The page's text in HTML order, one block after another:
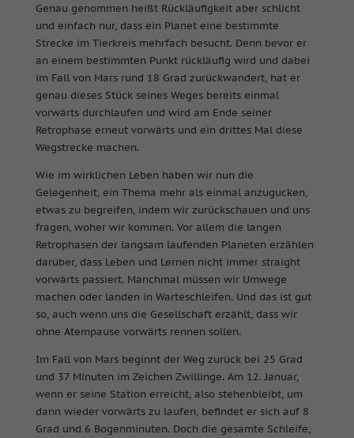
Genau genommen heißt Rückläufigkeit aber schlicht
und einfach nur, dass ein Planet eine bestimmte
Strecke im Tierkreis mehrfach besucht. Denn bevor er
an einem bestimmten Punkt rückläufig wird und dabei
im Fall von Mars rund 18 Grad zurückwandert, hat er
genau dieses Stück seines Weges bereits einmal
vorwärts durchlaufen und wird am Ende seiner
Retrophase erneut vorwärts und ein drittes Mal diese
Wegstrecke machen.
Wie im wirklichen Leben haben wir nun die
Gelegenheit, ein Thema mehr als einmal anzugucken,
etwas zu begreifen, indem wir zurückschauen und uns
fragen, woher wir kommen. Vor allem die langen
Retrophasen der langsam laufenden Planeten erzählen
darüber, dass Leben und Lernen nicht immer straight
vorwärts passiert. Manchmal müssen wir Umwege
machen oder landen in Warteschleifen. Und das ist gut
so, auch wenn uns die Gesellschaft erzählt, dass wir
ohne Atempause vorwärts rennen sollen.
Im Fall von Mars beginnt der Weg zurück bei 25 Grad
und 37 Minuten im Zeichen Zwillinge. Am 12. Januar,
wenn er seine Station erreicht, also stehenbleibt, um
dann wieder vorwärts zu laufen, befindet er sich auf 8
Grad und 6 Bogenminuten. Doch die gesamte Schleife,